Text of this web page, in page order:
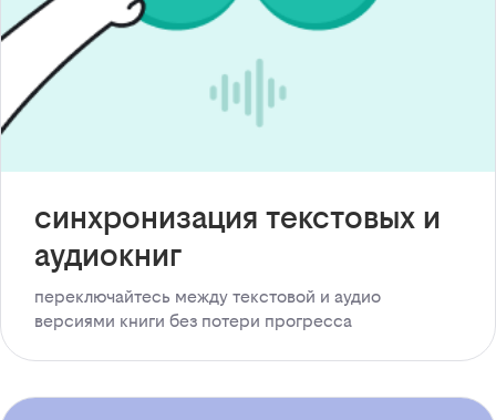
синхронизация текстовых и
аудиокниг
переключайтесь между текстовой и аудио
версиями книги без потери прогресса